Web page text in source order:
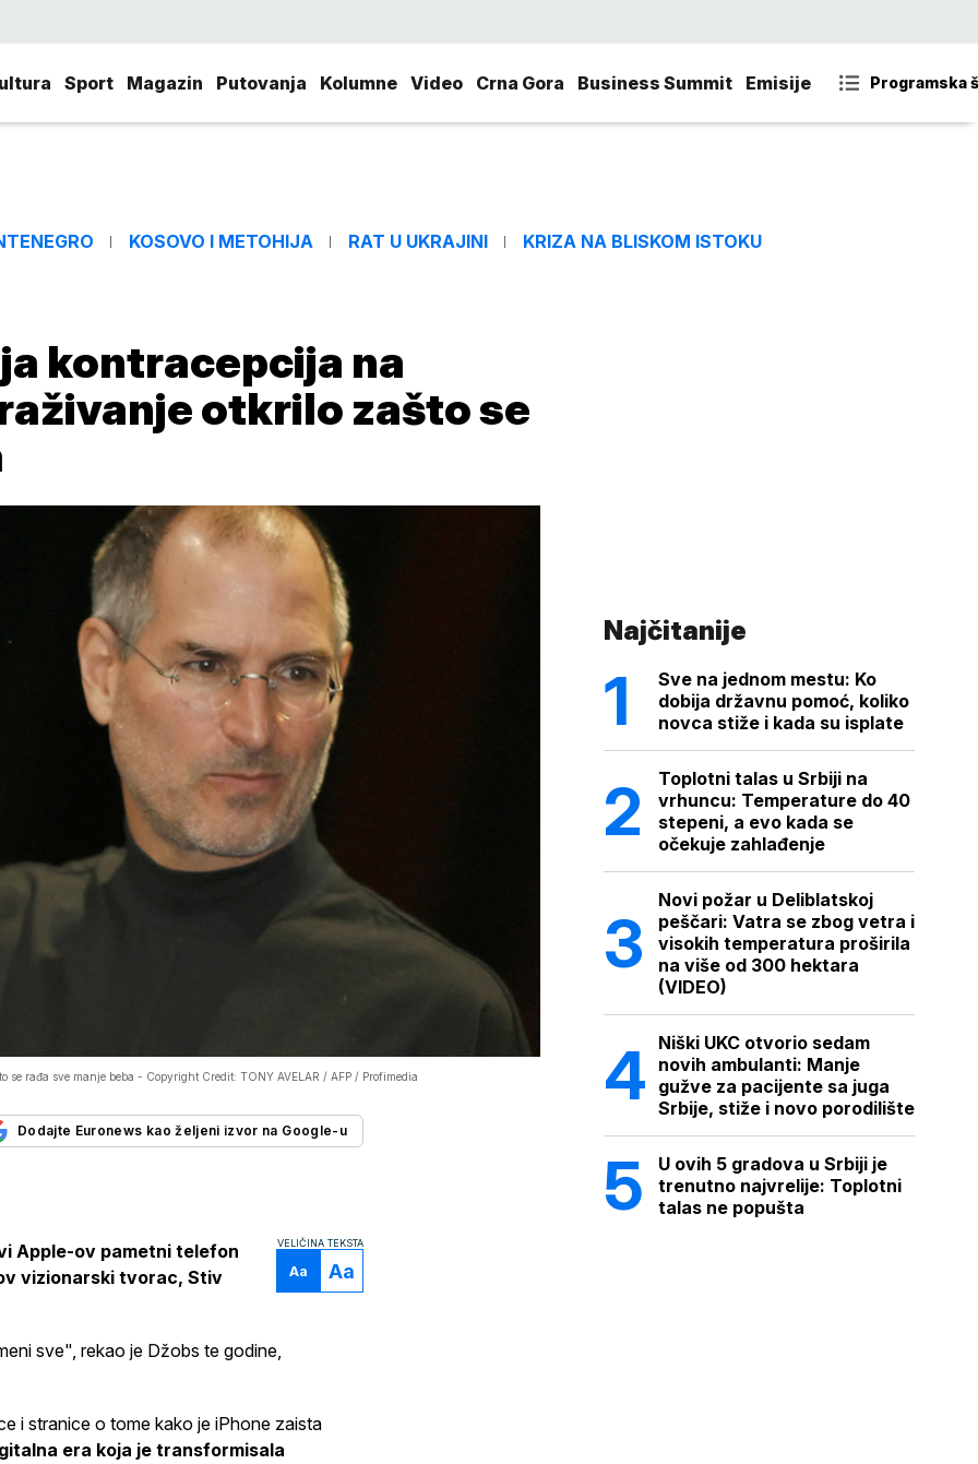
Sport Magazin Putovanja Kolumne Video Crna Gora Business Summit Emisije Programska
KOSOVO I METOHIJA RAT U UKRAJINI KRIZA NA BLISKOM ISTOKU
kontracepcija na
otkrilo zašto se
se rađa sve manje beba - Copyright Credit: TONY AVELAR / AFP / Profimedia
Dodajte Euronews kao željeni izvor na Google-u
VELIČINA TEKSTA
Aa Aa
Apple-ov pametni telefon
vizionarski tvorac, Stiv
sve", rekao je Džobs te godine,
i stranice o tome kako je iPhone zaista
era koja je transformisala
Najčitanije
Sve na jednom mestu: Ko
dobija državnu pomoć, koliko
novca stiže i kada su isplate
Toplotni talas u Srbiji na
vrhuncu: Temperature do 40
stepeni, a evo kada se
očekuje zahlađenje
Novi požar u Deliblatskoj
peščari: Vatra se zbog vetra i
visokih temperatura proširila
na više od 300 hektara
(VIDEO)
Niški UKC otvorio sedam
novih ambulanti: Manje
gužve za pacijente sa juga
Srbije, stiže i novo porodilište
U ovih 5 gradova u Srbiji je
trenutno najvrelije: Toplotni
talas ne popušta